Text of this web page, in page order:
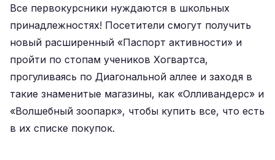
Все первокурсники нуждаются в школьных
принадлежностях! Посетители смогут получить
новый расширенный «Паспорт активности» и
пройти по стопам учеников Хогвартса,
прогуливаясь по Диагональной аллее и заходя в
такие знаменитые магазины, как «Олливандерс» и
«Волшебный зоопарк», чтобы купить все, что есть
в их списке покупок.